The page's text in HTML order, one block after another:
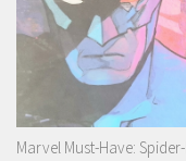
Marvel Must-Have: